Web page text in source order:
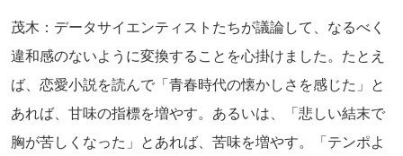
茂木：データサイエンティストたちが議論して、なるべく
違和感のないように変換することを心掛けました。たとえ
ば、恋愛小説を読んで「青春時代の懐かしさを感じた」と
あれば、甘味の指標を増やす。あるいは、「悲しい結末で
胸が苦しくなった」とあれば、苦味を増やす。「テンポよ